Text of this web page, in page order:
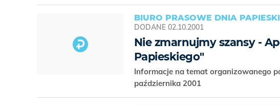
BIURO PRASOWE DNIA
DODANE 02.10.2001
Nie zmarnujmy szansy -
Papieskiego"
Informacje na temat organizowanego
października 2001